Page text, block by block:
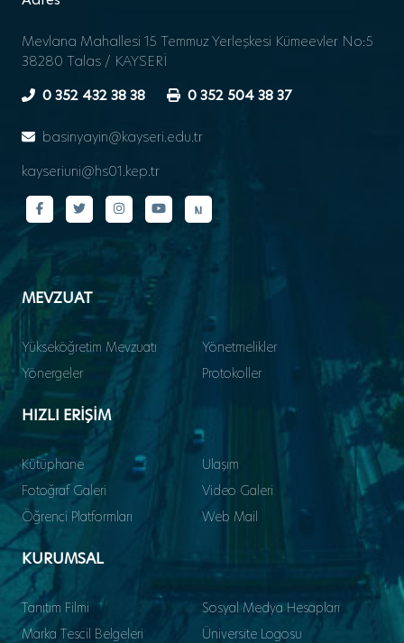
Mevlana Mahallesi 15 Temmuz Yerleşkesi Kümeevler No:5
38280 Talas / KAYSERİ
0 352 432 38 38
0 352 504 38 37
basinyayin@kayseri.edu.tr
kayseriuni@hs01.kep.tr
MEVZUAT
Yükseköğretim Mevzuatı
Yönetmelikler
Yönergeler
Protokoller
HIZLI ERİŞİM
Kütüphane
Ulaşım
Fotoğraf Galeri
Video Galeri
Öğrenci Platformları
Web Mail
KURUMSAL
Tanıtım Filmi
Sosyal Medya Hesapları
Marka Tescil Belgeleri
Üniversite Logosu